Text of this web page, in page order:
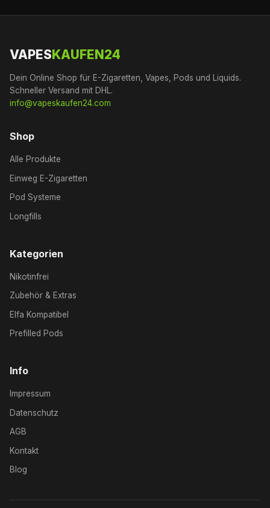
VAPES KAUFEN24
Dein Online Shop für E-Zigaretten, Vapes, Pods und Liquids.
Schneller Versand mit DHL.
info@vapeskaufen24.com
Shop
Alle Produkte
Einweg E-Zigaretten
Pod Systeme
Longfills
Kategorien
Nikotinfrei
Zubehör & Extras
Elfa Kompatibel
Prefilled Pods
Info
Impressum
Datenschutz
AGB
Kontakt
Blog